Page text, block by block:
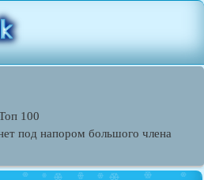
100
под напором большого члена